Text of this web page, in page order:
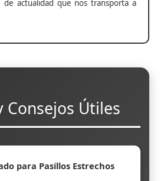
actualidad que nos transporta a
Consejos Útiles
para Pasillos Estrechos